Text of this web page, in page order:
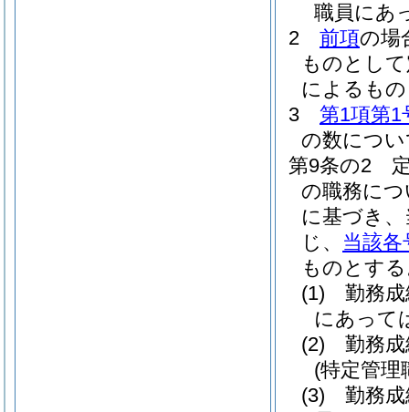
職員にあ
2
前項の場
ものとし
によるも
3
第1項第1
の数につ
第9条の2
の職務に
に基づき
じ、 当該各
ものとす
(1)
勤務
にあって
(2)
勤務
(特定管理
(3)
勤務